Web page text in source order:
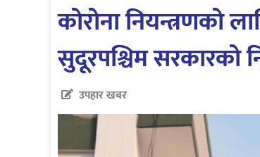
कोरोना नियन्त्रणको
सुदूरपश्चिम सरकारको
उपहार खबर